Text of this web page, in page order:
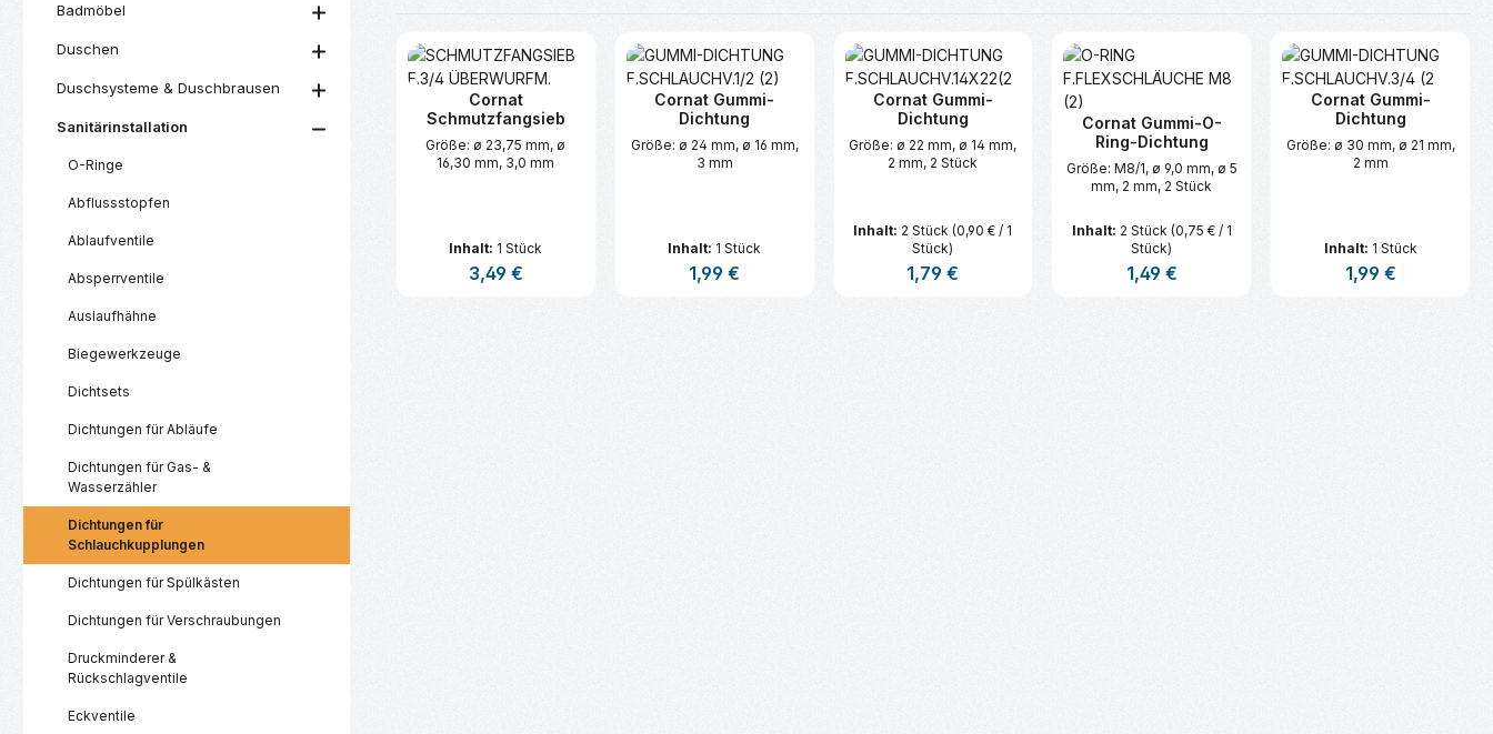
Badmöbel
Duschen
Duschsysteme & Duschbrausen
Sanitärinstallation
O-Ringe
Abflussstopfen
Ablaufventile
Absperrventile
Auslaufhähne
Biegewerkzeuge
Dichtsets
Dichtungen für Abläufe
Dichtungen für Gas- &
Wasserzähler
Dichtungen für
Schlauchkupplungen
Dichtungen für Spülkästen
Dichtungen für Verschraubungen
Druckminderer &
Rückschlagventile
Eckventile
Cornat
Schmutzfangsieb
Größe: ø 23,75 mm, ø
16,30 mm, 3,0 mm
Inhalt: 1 Stück
Regulärer Preis:
3,49 €
Cornat Gummi-
Dichtung
Größe: ø 24 mm, ø 16 mm,
3 mm
Inhalt: 1 Stück
Regulärer Preis:
1,99 €
Cornat Gummi-
Dichtung
Größe: ø 22 mm, ø 14 mm,
2 mm, 2 Stück
Inhalt: 2 Stück(0,90 € / 1
Stück)
Regulärer Preis:
1,79 €
Cornat Gummi-O-
Ring-Dichtung
Größe: M8/1, ø 9,0 mm, ø 5
mm, 2 mm, 2 Stück
Inhalt: 2 Stück (0,75 € / 1
Stück)
Regulärer Preis:
1,49 €
Cornat Gummi-
Dichtung
Größe: ø 30 mm, ø 21 mm,
2 mm
Inhalt: 1 Stück
Regulärer Preis:
1,99 €